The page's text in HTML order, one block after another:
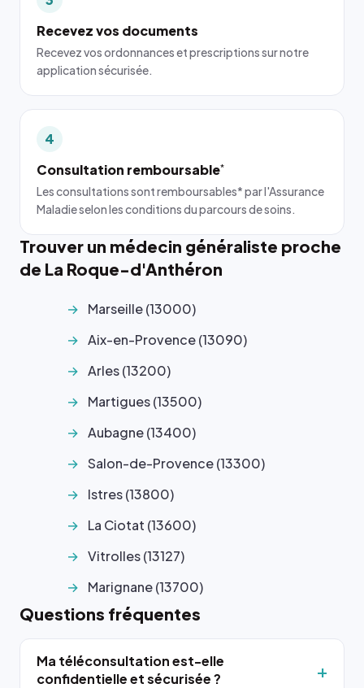
Recevez vos documents
Recevez vos ordonnances et prescriptions sur notre
application sécurisée.
4
Consultation remboursable*
Les consultations sont remboursables* par l'Assurance
Maladie selon les conditions du parcours de soins.
Trouver un médecin généraliste proche
de La Roque-d'Anthéron
Marseille (13000)
Aix-en-Provence (13090)
Arles (13200)
Martigues (13500)
Aubagne (13400)
Salon-de-Provence (13300)
Istres (13800)
La Ciotat (13600)
Vitrolles (13127)
Marignane (13700)
Questions fréquentes
Ma téléconsultation est-elle
confidentielle et sécurisée ?